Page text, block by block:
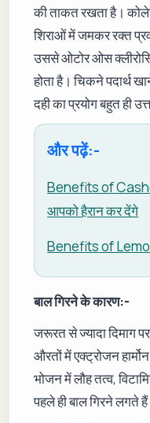
की ताकत रखता है।
शिराओं में जमकर रक्त
उससे ओटोर ओस
होता है। चिकने पदार्थ
दही का प्रयोग बहुत ही
और पढ़ें:-
Benefits of
आपको हैरान कर देंगे
Benefits of
बाल गिरने के कारण:-
जरूरत से ज्यादा दिमाग
औरतों में एक्ट्रोजन
भोजन में लौह तत्व,
पहले ही बाल गिरने लगते